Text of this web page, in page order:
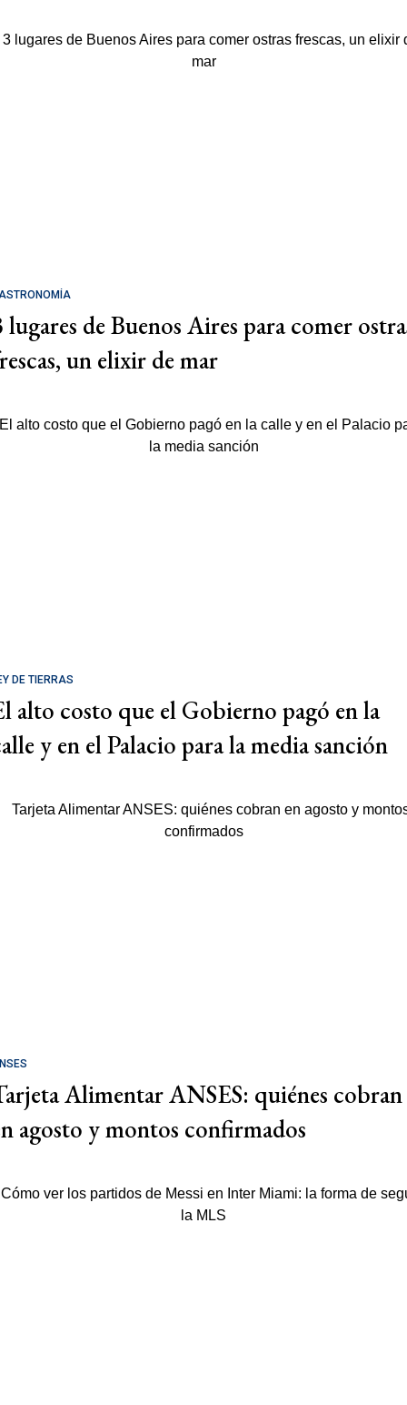
lugares de Buenos Aires para comer
un elixir de mar
DE TIERRAS
alto costo que el Gobierno pagó en la
y en el Palacio para la media sanción
Alimentar ANSES: quiénes cobran
agosto y montos confirmados